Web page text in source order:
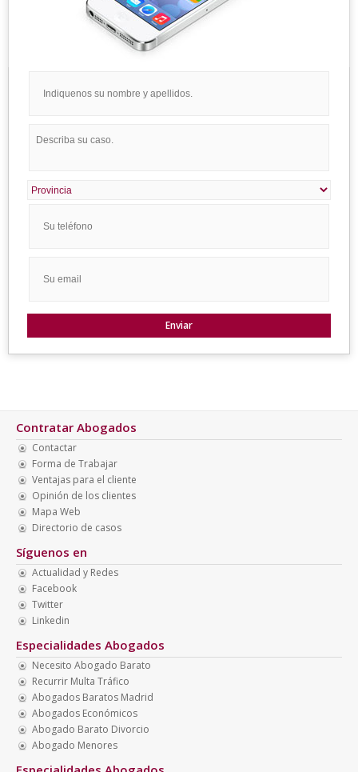
Contratar Abogados
Contactar
Forma de Trabajar
Ventajas para el cliente
Opinión de los clientes
Mapa Web
Directorio de casos
Síguenos en
Actualidad y Redes
Facebook
Twitter
Linkedin
Especialidades Abogados
Necesito Abogado Barato
Recurrir Multa Tráfico
Abogados Baratos Madrid
Abogados Económicos
Abogado Barato Divorcio
Abogado Menores